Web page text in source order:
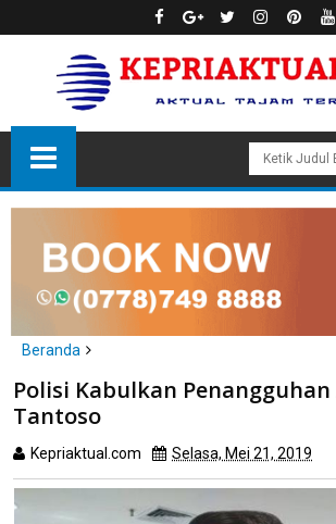
Beranda
Batam
hukum Polisi Kabulkan
Polisi Kabulkan
Tantoso
Kepriaktual.com Selasa, Mei 21, 2019